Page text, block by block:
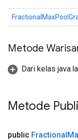
Metode
Dari kelas
Metode
public Fractional